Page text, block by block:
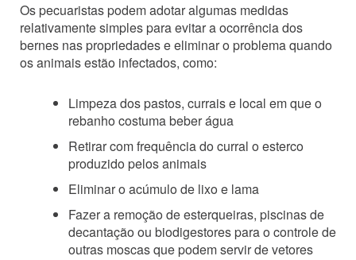
Os pecuaristas podem adotar algumas medidas
relativamente simples para evitar a ocorrência dos
bernes nas propriedades e eliminar o problema quando
os animais estão infectados, como:
Limpeza dos pastos, currais e local em que o
rebanho costuma beber água
Retirar com frequência do curral o esterco
produzido pelos animais
Eliminar o acúmulo de lixo e lama
Fazer a remoção de esterqueiras, piscinas de
decantação ou biodigestores para o controle de
outras moscas que podem servir de vetores